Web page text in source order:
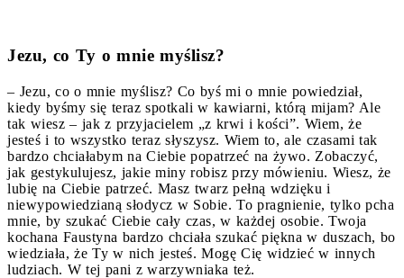
Jezu, co Ty o mnie myślisz?
– Jezu, co o mnie myślisz? Co byś mi o mnie powiedział,
kiedy byśmy się teraz spotkali w kawiarni, którą mijam? Ale
tak wiesz – jak z przyjacielem „z krwi i kości”. Wiem, że
jesteś i to wszystko teraz słyszysz. Wiem to, ale czasami tak
bardzo chciałabym na Ciebie popatrzeć na żywo. Zobaczyć,
jak gestykulujesz, jakie miny robisz przy mówieniu. Wiesz, że
lubię na Ciebie patrzeć. Masz twarz pełną wdzięku i
niewypowiedzianą słodycz w Sobie. To pragnienie, tylko pcha
mnie, by szukać Ciebie cały czas, w każdej osobie. Twoja
kochana Faustyna bardzo chciała szukać piękna w duszach, bo
wiedziała, że Ty w nich jesteś. Mogę Cię widzieć w innych
ludziach. W tej pani z warzywniaka też.